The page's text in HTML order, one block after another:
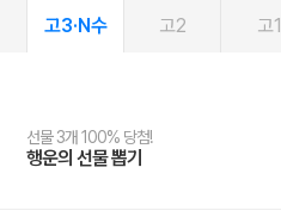
고3·N수 고2 고1
선물 3개 100% 당첨!
행운의 선물 뽑기
선물 100% 증정!
메가스터디 X 올리브
여름방학 스터디 캐시백
메가런 썸머스쿨
2027 러셀 단과
강사 공개선발
스마트러닝앱
설문 EVENT
메가패스
3일 무료 체험권
메가패스 수강생 무료혜택!
메가클럽 멤버십
사회공헌 캠페인
희망이룸 메가나눔